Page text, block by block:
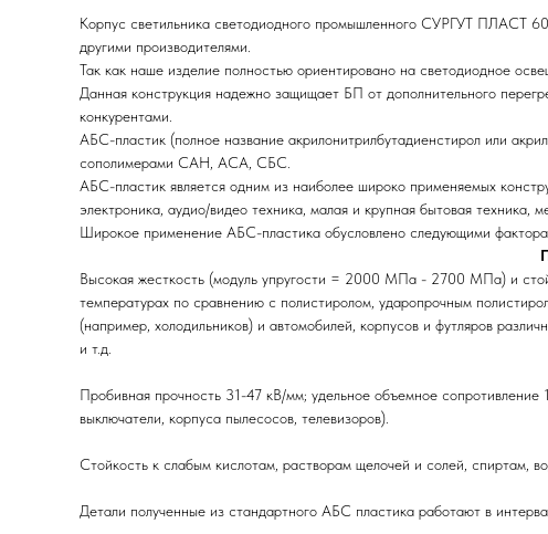
Корпус светильника светодиодного промышленного СУРГУТ ПЛАСТ
другими производителями.
Так как наше изделие полностью ориентировано на светодиодное
Данная конструкция надежно защищает БП от дополнительного
конкурентами.
АБС-пластик (полное название акрилонитрилбутадиенстирол или
сополимерами САН, АСА, СБС.
АБС-пластик является одним из наиболее широко применяемых
электроника, аудио/видео техника, малая и крупная бытовая техника,
Широкое применение АБС-пластика обусловлено следующими
Высокая жесткость (модуль упругости = 2000 МПа - 2700 МПа) и
температурах по сравнению с полистиролом, ударопрочным
(например, холодильников) и автомобилей, корпусов и футляров
и т.д.
Пробивная прочность 31-47 кВ/мм; удельное объемное сопротивление
выключатели, корпуса пылесосов, телевизоров).
Стойкость к слабым кислотам, растворам щелочей и солей, спиртам,
Детали полученные из стандартного АБС пластика работают в